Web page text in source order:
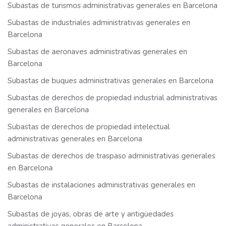
Subastas de turismos administrativas generales en Barcelona
Subastas de industriales administrativas generales en
Barcelona
Subastas de aeronaves administrativas generales en
Barcelona
Subastas de buques administrativas generales en Barcelona
Subastas de derechos de propiedad industrial administrativas
generales en Barcelona
Subastas de derechos de propiedad intelectual
administrativas generales en Barcelona
Subastas de derechos de traspaso administrativas generales
en Barcelona
Subastas de instalaciones administrativas generales en
Barcelona
Subastas de joyas, obras de arte y antigüedades